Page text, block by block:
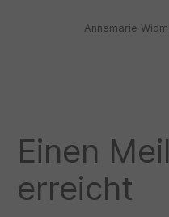
Annemarie
Einen
erreicht